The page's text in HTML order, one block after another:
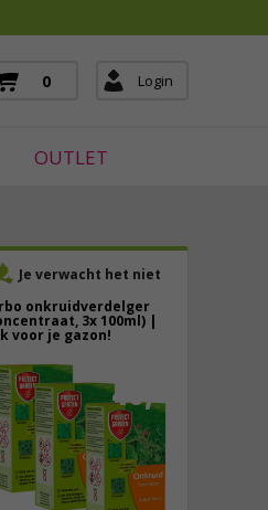
0 Login
OUTLET
Je verwacht het niet
onkruidverdelger
3x 100ml) |
voor je gazon!
40,